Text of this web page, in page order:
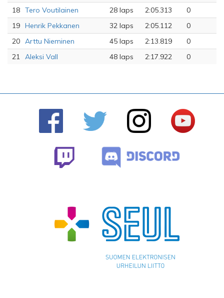
18 Tero Voutilainen 28 laps 2:05.313
0
19 Henrik Pekkanen 32 laps 2:05.112
0
20 Arttu Nieminen 45 laps 2:13.819
0
21 Aleksi Vall 48 laps 2:17.922 0